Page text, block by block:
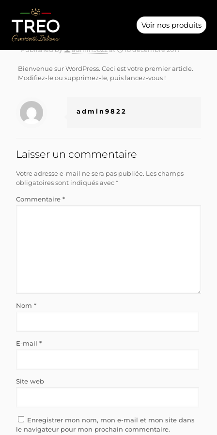
Voir nos produits
Published by admin9822at 18 décembre 2017
Bienvenue sur WordPress. Ceci est votre premier article.
Modifiez-le ou supprimez-le, puis lancez-vous !
admin9822
Laisser un commentaire
Votre adresse e-mail ne sera pas publiée. Les champs
obligatoires sont indiqués avec*
Commentaire *
Nom *
E-mail *
Site web
Enregistrer mon nom, mon e-mail et mon site dans
le navigateur pour mon prochain commentaire.